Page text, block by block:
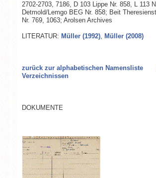
2702-2703, 7186, D 103 Lippe Nr. 858, L 113
Detmold/Lemgo BEG Nr. 858; Beit
Nr. 769, 1063; Arolsen Archives
LITERATUR: Müller (1992), Müller (2008)
zurück zur alphabetischen Namensliste
Verzeichnissen
DOKUMENTE